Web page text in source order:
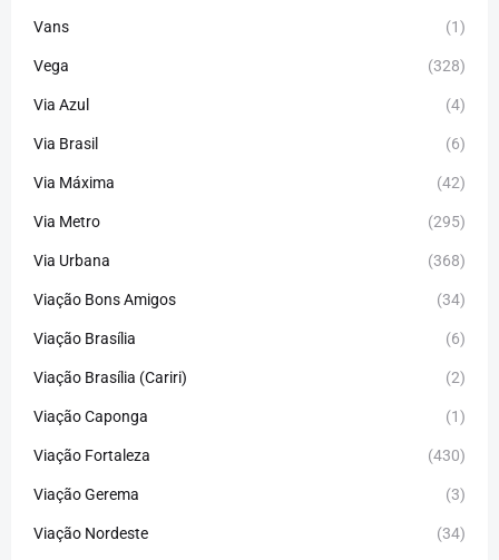
Vans (1)
Vega (328)
Via Azul (4)
Via Brasil (6)
Via Máxima (42)
Via Metro (295)
Via Urbana (368)
Viação Bons Amigos (34)
Viação Brasília (6)
Viação Brasília (Cariri) (2)
Viação Caponga (1)
Viação Fortaleza (430)
Viação Gerema (3)
Viação Nordeste (34)